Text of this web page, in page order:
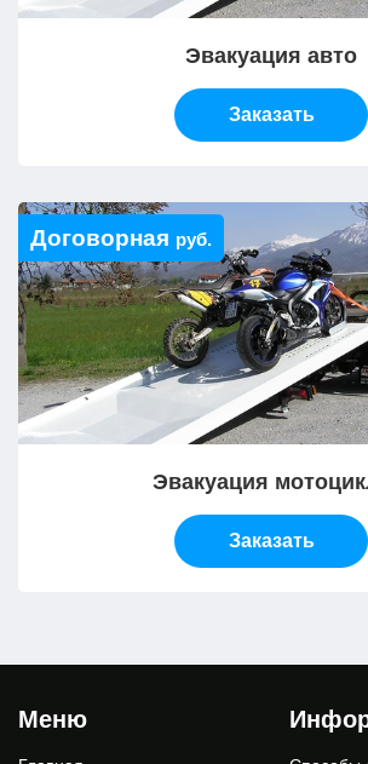
Эвакуация авто
Заказать
Договорная руб.
Эвакуация
Заказать
Меню